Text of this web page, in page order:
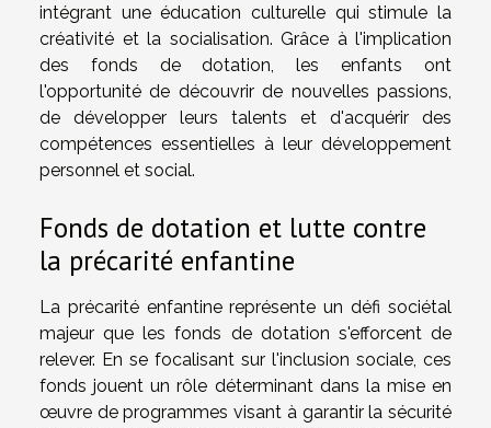
intégrant une éducation culturelle qui stimule la
créativité et la socialisation. Grâce à l'implication
des fonds de dotation, les enfants ont
l'opportunité de découvrir de nouvelles passions,
de développer leurs talents et d'acquérir des
compétences essentielles à leur développement
personnel et social.
Fonds de dotation et lutte contre
la précarité enfantine
La précarité enfantine représente un défi sociétal
majeur que les fonds de dotation s'efforcent de
relever. En se focalisant sur l'inclusion sociale, ces
fonds jouent un rôle déterminant dans la mise en
œuvre de programmes visant à garantir la sécurité